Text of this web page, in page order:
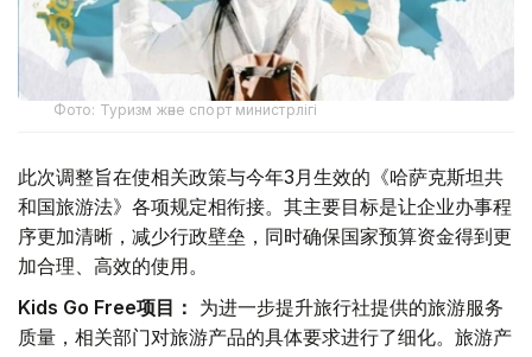
Фото: Туризм және спорт министрлігі
此次调整旨在使相关政策与今年3月生效的《哈萨克斯坦共
和国旅游法》各项规定相衔接。其主要目标是让企业办事程
序更加清晰，减少行政壁垒，同时确保国家预算资金得到更
加合理、高效的使用。
Kids Go Free项目： 为进一步提升旅行社提供的旅游服务
质量，相关部门对旅游产品的具体要求进行了细化。旅游产